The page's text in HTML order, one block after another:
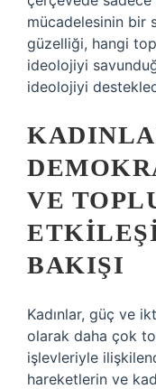
mücadelesinin bir
güzelliği, hangi
ideolojiyi
ideolojiyi
VE
BAKIŞI
Kadınlar, güç ve
olarak daha çok
işlevleriyle
hareketlerin ve